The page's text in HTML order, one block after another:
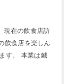
現在の飲食店訪
飲食店を楽しん
す。 本業は鍼